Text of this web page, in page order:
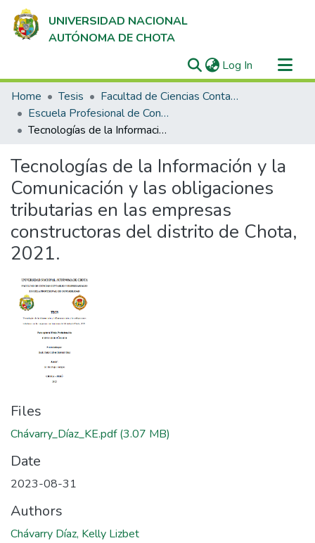
UNIVERSIDAD NACIONAL
AUTÓNOMA DE CHOTA
Log In (current)
Communities & Collections
All of DSpace
Statistics
Home Tesis
Facultad de Ciencias Contables y Empresariales
Escuela Profesional de Contabilidad
Tecnologías de la Información y la Comunicación y las obligaciones tributarias en las empresas constructoras del distrito de Chota, 2021.
Tecnologías de la Información y la
Comunicación y las obligaciones
tributarias en las empresas
constructoras del distrito de Chota,
2021.
Files
Chávarry_Díaz_KE.pdf(3.07 MB)
Date
2023-08-31
Authors
Chávarry Díaz, Kelly Lizbet